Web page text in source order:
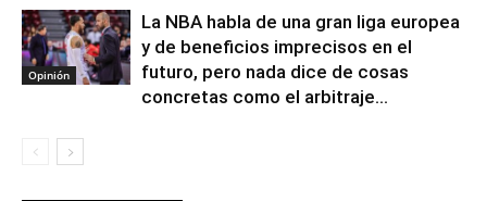
Opinión
La NBA habla de una gran liga europea
y de beneficios imprecisos en el
futuro, pero nada dice de cosas
concretas como el arbitraje...